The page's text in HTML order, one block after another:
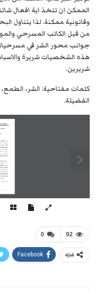
الممكن ان تتخذ اية افعال
وقانونية ممكنة. لذا يتناول
من قبل الكاتب المسرحي
جوانب محور الشر في
هذه الشخصيات شريرة
شريرين.
كلمات مفتاحية: الشر، الطمع،
الفضيلة.
اشـراقـات
Houses
still
in
institutions
doing
good
but  to  safety,
lack the
latter
their  mean
depicted by
daily lives for
by any illegal
depicted  in
one of the
study  unfolds
to be so.
sin,  and  as  an
0 92
شارك Facebook